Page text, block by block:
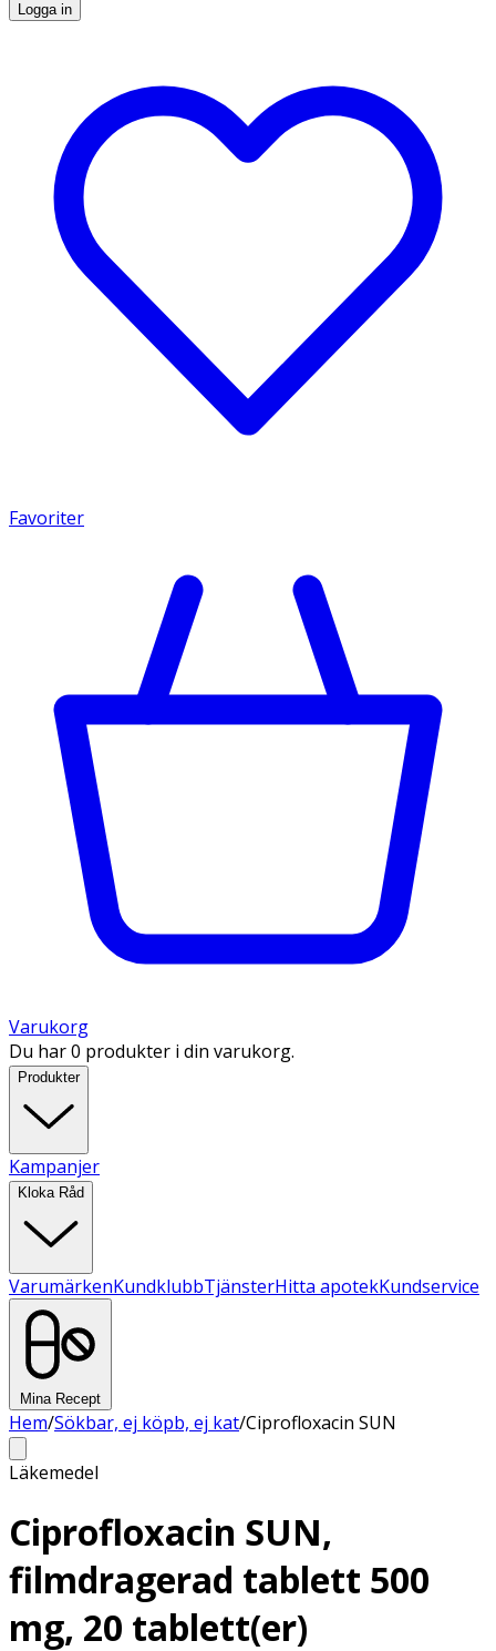
Logga in
Favoriter
Varukorg
Du har 0 produkter i din varukorg.
Produkter
Kampanjer
Kloka Råd
VarumärkenKundklubbTjänsterHitta apotekKundservice
Mina Recept
Hem/Sökbar, ej köpb, ej kat/Ciprofloxacin SUN
Läkemedel
Ciprofloxacin SUN,
filmdragerad tablett 500
mg, 20 tablett(er)